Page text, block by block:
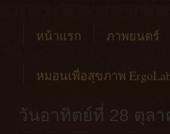
หน้าแรก ภาพยนตร์
หมอนเพื่อสุขภาพ
วันอาทิตย์ที่ 28 ตุล